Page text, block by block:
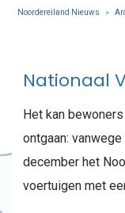
Noordereiland Nieuws >
Nationaal
Het kan
ontgaan:
december het
voertuigen met